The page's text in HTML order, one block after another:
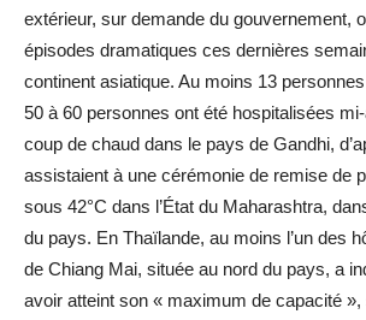
extérieur, sur demande du gouvernement,
épisodes dramatiques ces dernières
continent asiatique. Au moins 13
50 à 60 personnes ont été hospitalisées
coup de chaud dans le pays de Gandhi,
assistaient à une cérémonie de remise de
sous 42°C dans l’État du Maharashtra,
du pays. En Thaïlande, au moins l’un des
de Chiang Mai, située au nord du pays, a
avoir atteint son « maximum de capacité